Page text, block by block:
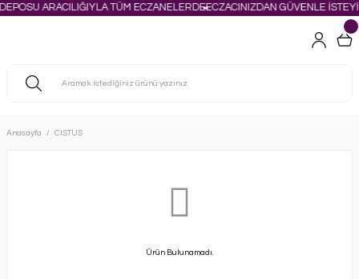
ARACILIĞIYLA TÜM ECZANELERDEECZACINIZDAN GÜVENLE
Anasayfa CISTUS
Ürün Bulunamadı.